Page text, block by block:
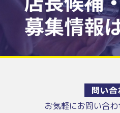
お気軽にお問い合わ